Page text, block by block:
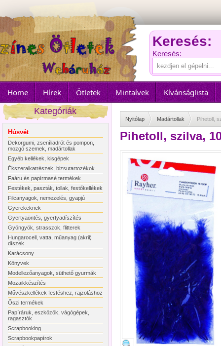
Keresés:
Keresés:
Home Hírek Ötletek Mintaívek
Kívánságlista
Kategóriák
Húsvét
Dekorgumi, zseníliadrót és pompon,
mozgó szemek, madártollak
Egyéb kellékek, kisgépek
Ékszeralkatrészek, bizsutartozékok
Faáru és papírmasé termékek
Festékek, paszták, tollak, festőkellékek
Filcanyagok, nemezelés, gyapjú
Gyerekeknek
Gyertyaöntés, gyertyadíszítés
Gyöngyök, strasszok, flitterek
Hungarocell, vatta, műanyag (akril)
díszek
Karácsony
Könyvek
Modellezőanyagok, süthető gyurmák
Mozaikkészítés
Művészkellékek festéshez, rajzoláshoz
Őszi termékek
Papíráruk, eszközök, vágógépek,
ragasztók
Scrapbooking
Scrapbookpapírok
Nyitólap Madártollak Pihetoll,
Pihetoll, szilva,